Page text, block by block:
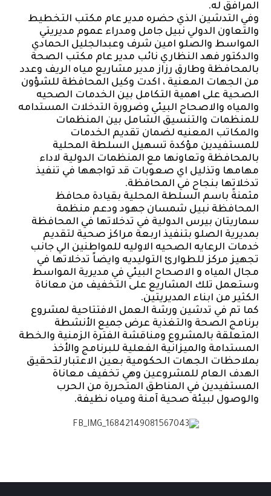
المرافق له.
وفي التدشين الذي حضره مدير عام مكتب التخطيط
والتعاون الدولي نبيل جامل ومدراء عموم مديريتي
المواسط والصلو امين شرف وعبدالجليل الحمادي
والدكتور فهد النظاري نائب مدير عام مكتب الصحة
بالمحافظة وطارق رزاز مدير مشاريع مياه الريف وعدد
من الجهات المعنية ، اكدت وكيل المحافظة للشؤون
الصحية على اهمية التكامل بين الخدمات الصحيه
والمياه والاصحاح البيئي وضرورة التدخلات المستدامه
للمنظمات والتنسيق الشامل بين المنظمات
والمكاتب المعنيه لضمان تقديم الخدمات
للمستفيدين مؤكدة تسهيل السلطة المحلية
بالمحافظة وتعاونها مع المنظمات الدولية لاداء
مهامها وتذليل اي صعوبات قد تواجهها في تنفيذ
تدخلاتها بنجاح في المحافظة.
مثمنةً باسم السلطة المحلية بقيادة محافظ
المحافظة نبيل شمسان جهود ودعم منظمة
سماريتان بيرس الدولية في تدخلاتها في المحافظة
بمديرية الصلو بتنفيذ اربعة مراكز صحية لتقديم
خدمات الرعايه الصحيه الاوليه للمواطنين الي جانب
تجهيز مركز للطوارئ التوليديه وايضاً تدخلاتها في
مجال المياه و الاصحاح البيئي في مديرية المواسط
وستعمل تلك المشاريع على التخفيف من معاناة
الكثير من ابناء المديريتين.
كما تم في تدشين ورشة العمل الافتتاحية لمشروع
برنامج الصحة والتغذية عرض جميع الأنشطة
المتعلقة بالمشروع ومناقشة الفترة الزمنية والخطة
المستدامة والميزانية الفعلية للبرنامج والأخذ
بملاحظات الجهات الحكومية بعين الاعتبار لتحقيق
الهدف العام للمشروعين وهي تخفيف معاناة
المستفيدين في المناطق المتحررة من الحرب
والوصول لبيئة صحية آمنة ومياه نظيفة.